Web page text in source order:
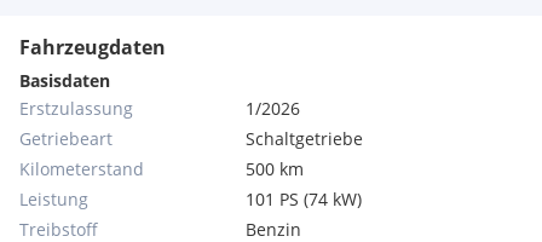
Fahrzeugdaten
Basisdaten
Erstzulassung
1/2026
Getriebeart
Schaltgetriebe
Kilometerstand
500 km
Leistung
101 PS (74 kW)
Treibstoff
Benzin